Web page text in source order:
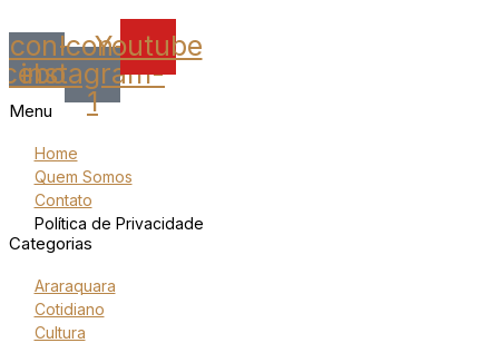
Icon-Icon-
instagram-
1
Youtube
Menu
Home
Quem Somos
Contato
Política de Privacidade
Categorias
Araraquara
Cotidiano
Cultura